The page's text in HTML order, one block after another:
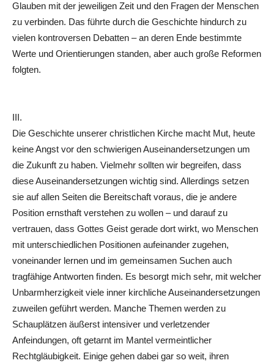
Glauben mit der jeweiligen Zeit und den Fragen der Menschen
zu verbinden. Das führte durch die Geschichte hindurch zu
vielen kontroversen Debatten – an deren Ende bestimmte
Werte und Orientierungen standen, aber auch große Reformen
folgten.
III.
Die Geschichte unserer christlichen Kirche macht Mut, heute
keine Angst vor den schwierigen Auseinandersetzungen um
die Zukunft zu haben. Vielmehr sollten wir begreifen, dass
diese Auseinandersetzungen wichtig sind. Allerdings setzen
sie auf allen Seiten die Bereitschaft voraus, die je andere
Position ernsthaft verstehen zu wollen – und darauf zu
vertrauen, dass Gottes Geist gerade dort wirkt, wo Menschen
mit unterschiedlichen Positionen aufeinander zugehen,
voneinander lernen und im gemeinsamen Suchen auch
tragfähige Antworten ﬁnden. Es besorgt mich sehr, mit welcher
Unbarmherzigkeit viele inner kirchliche Auseinandersetzungen
zuweilen geführt werden. Manche Themen werden zu
Schauplätzen äußerst intensiver und verletzender
Anfeindungen, oft getarnt im Mantel vermeintlicher
Rechtgläubigkeit. Einige gehen dabei gar so weit, ihren